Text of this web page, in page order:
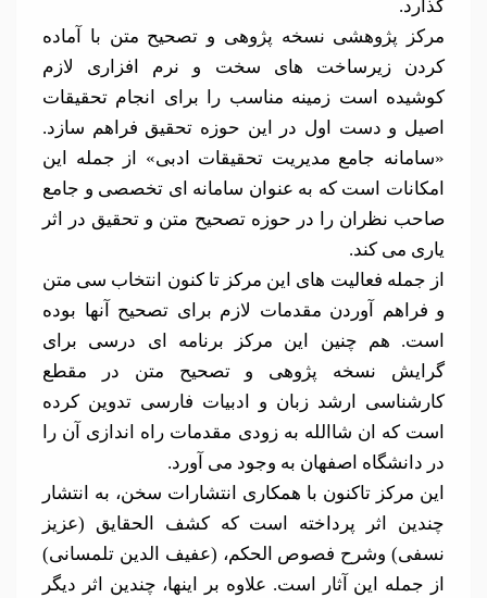
گذارد.
مرکز پژوهشی نسخه پژوهی و تصحیح متن با آماده
کردن زیرساخت های سخت و نرم افزاری لازم
کوشیده است زمینه مناسب را برای انجام تحقیقات
اصیل و دست اول در این حوزه تحقیق فراهم سازد.
«سامانه جامع مدیریت تحقیقات ادبی» از جمله این
امکانات است که به عنوان سامانه ای تخصصی و جامع
صاحب نظران را در حوزه تصحیح متن و تحقیق در اثر
یاری می کند.
از جمله فعالیت های این مرکز تا کنون انتخاب سی متن
و فراهم آوردن مقدمات لازم برای تصحیح آنها بوده
است. هم چنین این مرکز برنامه ای درسی برای
گرایش نسخه پژوهی و تصحیح متن در مقطع
کارشناسی ارشد زبان و ادبیات فارسی تدوین کرده
است که ان شاالله به زودی مقدمات راه اندازی آن را
در دانشگاه اصفهان به وجود می آورد.
این مرکز تاکنون با همکاری انتشارات سخن، به انتشار
چندین اثر پرداخته است که کشف الحقایق (عزیز
نسفی) وشرح فصوص الحکم، (عفیف الدین تلمسانی)
از جمله این آثار است. علاوه بر اینها، چندین اثر دیگر